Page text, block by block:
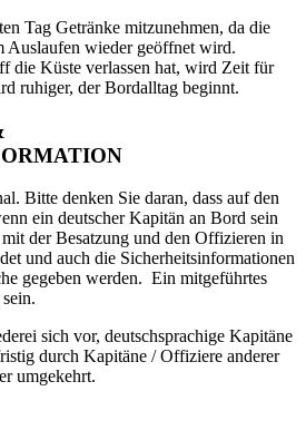
Tag Getränke mitzunehmen, da die
Auslaufen wieder geöffnet wird.
die Küste verlassen hat, wird Zeit für
ruhiger, der Bordalltag beginnt.
Bitte denken Sie daran, dass auf den
ein deutscher Kapitän an Bord sein
der Besatzung und den Offizieren in
und auch die Sicherheitsinformationen
gegeben werden. Ein mitgeführtes
sich vor, deutschsprachige Kapitäne
durch Kapitäne / Offiziere anderer
umgekehrt.